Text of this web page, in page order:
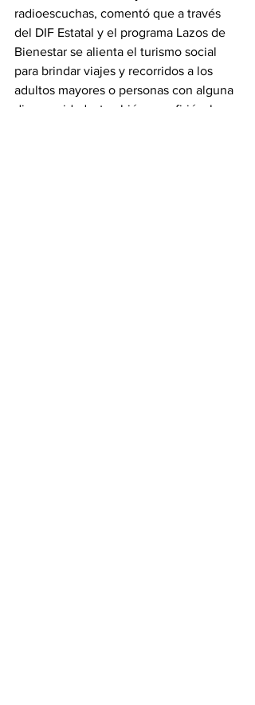
radioescuchas, comentó que a través
del DIF Estatal y el programa Lazos de
Bienestar se alienta el turismo social
para brindar viajes y recorridos a los
adultos mayores o personas con alguna
discapacidad y también se refirió a los